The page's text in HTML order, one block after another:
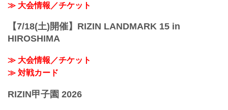
≫ 大会情報／チケット
【7/18(土)開催】RIZIN LANDMARK 15 in
HIROSHIMA
≫ 大会情報／チケット
≫ 対戦カード
RIZIN甲子園 2026